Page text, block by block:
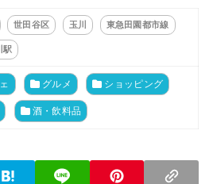
世田谷区 玉川 東急田園都市線
駅
グルメ ショッピング
酒・飲料品